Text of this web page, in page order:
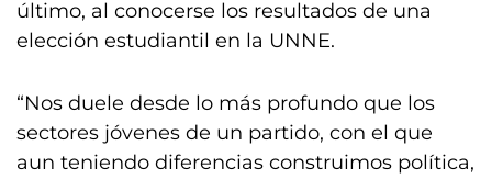
último, al conocerse los resultados de una
elección estudiantil en la UNNE.
“Nos duele desde lo más profundo que los
sectores jóvenes de un partido, con el que
aun teniendo diferencias construimos política,